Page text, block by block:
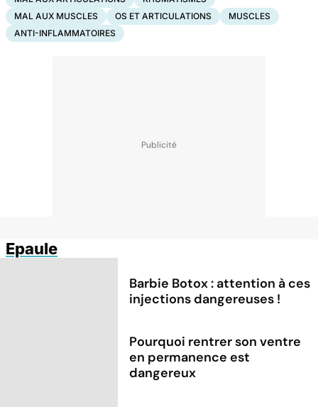
MAL AUX MUSCLES
OS ET ARTICULATIONS
MUSCLES
ANTI-INFLAMMATOIRES
Epaule
Barbie Botox : attention à ces
injections dangereuses !
Pourquoi rentrer son ventre
en permanence est
dangereux